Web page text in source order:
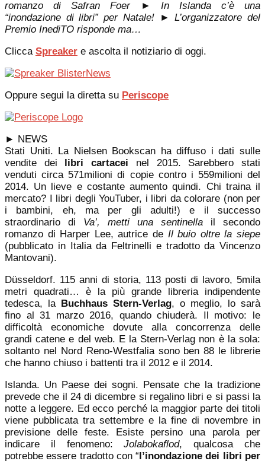
romanzo di Safran Foer ► In Islanda c’è una
“inondazione di libri” per Natale! ► L’organizzatore del
Premio InediTO risponde ma…
Clicca Spreaker e ascolta il notiziario di oggi.
Oppure segui la diretta su Periscope
► NEWS
Stati Uniti. La Nielsen Bookscan ha diffuso i dati sulle
vendite dei libri cartacei nel 2015. Sarebbero stati
venduti circa 571milioni di copie contro i 559milioni del
2014. Un lieve e costante aumento quindi. Chi traina il
mercato? I libri degli YouTuber, i libri da colorare (non per
i bambini, eh, ma per gli adulti!) e il successo
straordinario di Va’, metti una sentinella il secondo
romanzo di Harper Lee, autrice de Il buio oltre la siepe
(pubblicato in Italia da Feltrinelli e tradotto da Vincenzo
Mantovani).
Düsseldorf. 115 anni di storia, 113 posti di lavoro, 5mila
metri quadrati… è la più grande libreria indipendente
tedesca, la Buchhaus Stern-Verlag, o meglio, lo sarà
fino al 31 marzo 2016, quando chiuderà. Il motivo: le
difficoltà economiche dovute alla concorrenza delle
grandi catene e del web. E la Stern-Verlag non è la sola:
soltanto nel Nord Reno-Westfalia sono ben 88 le librerie
che hanno chiuso i battenti tra il 2012 e il 2014.
Islanda. Un Paese dei sogni. Pensate che la tradizione
prevede che il 24 di dicembre si regalino libri e si passi la
notte a leggere. Ed ecco perché la maggior parte dei titoli
viene pubblicata tra settembre e la fine di novembre in
previsione delle feste. Esiste persino una parola per
indicare il fenomeno:Jolabokaflod, qualcosa che
potrebbe essere tradotto con “l’inondazione dei libri per